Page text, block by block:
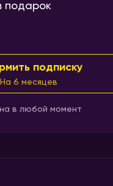
подарок
подписку
На 6 месяцев
в любой момент